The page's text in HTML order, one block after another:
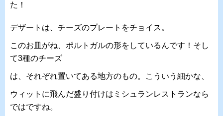
た！
デザートは、チーズのプレートをチョイス。
このお皿がね、ポルトガルの形をしているんです！そし
て3種のチーズ
は、それぞれ置いてある地方のもの。こういう細かな、
ウィットに飛んだ盛り付けはミシュランレストランなら
ではですね。